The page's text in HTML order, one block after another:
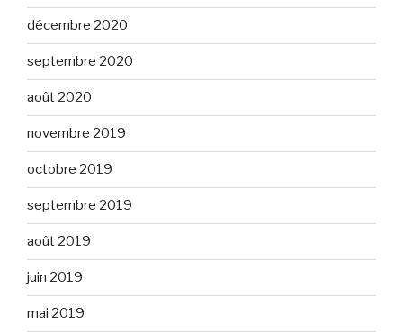
décembre 2020
septembre 2020
août 2020
novembre 2019
octobre 2019
septembre 2019
août 2019
juin 2019
mai 2019